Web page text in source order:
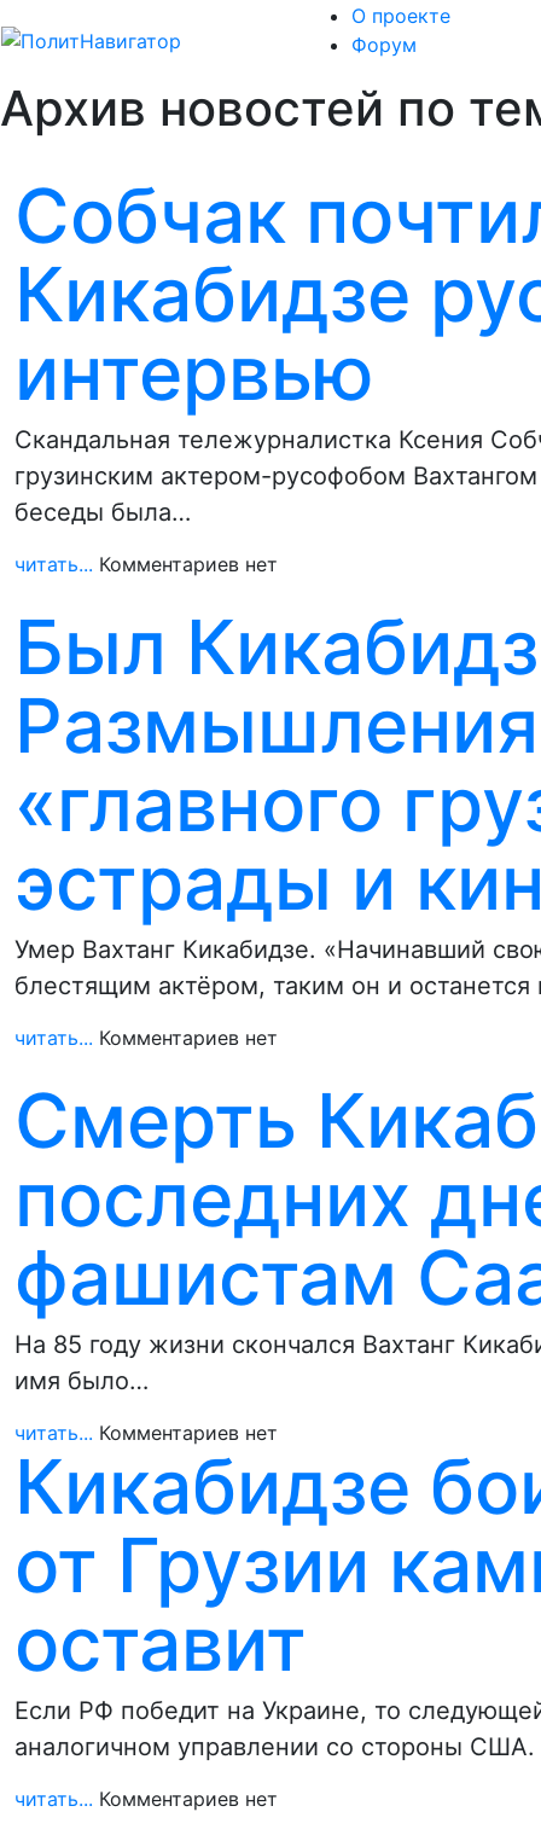
О проекте
Форум
Архив новостей по
Собчак
Кикабидзе
интервью
Скандальная тележурналистка Ксения
грузинским актером-русофобом
беседы была…
читать... Комментариев нет
Был
«главного
эстрады и
Умер Вахтанг Кикабидзе. «Начинавший
блестящим актёром, таким он и
читать... Комментариев нет
Смерть
последних
фашистам
На 85 году жизни скончался Вахтанг
имя было…
читать... Комментариев нет
Кикабидзе
от Грузии
оставит
Если РФ победит на Украине, то
аналогичном управлении со стороны
читать... Комментариев нет